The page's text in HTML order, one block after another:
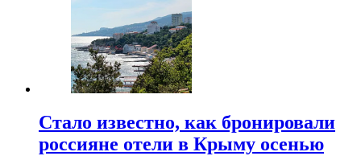
Стало известно, как бронировали
россияне отели в Крыму осенью